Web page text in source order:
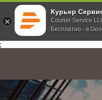
Курьер
Courier Service
Бесплатно - в
;
Главная О компании